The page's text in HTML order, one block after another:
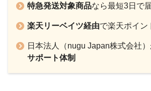
特急発送対象商品なら最短3日で
楽天リーベイツ経由で楽天ポイン
日本法人（nugu Japan株式会社
サポート体制